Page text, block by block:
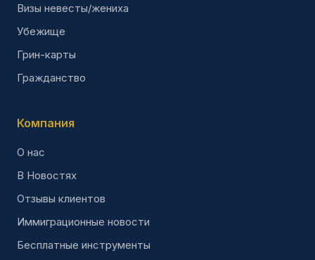
Визы невесты/жениха
Убежище
Грин-карты
Гражданство
Компания
О нас
В Новостях
Отзывы клиентов
Иммиграционные новости
Бесплатные инструменты